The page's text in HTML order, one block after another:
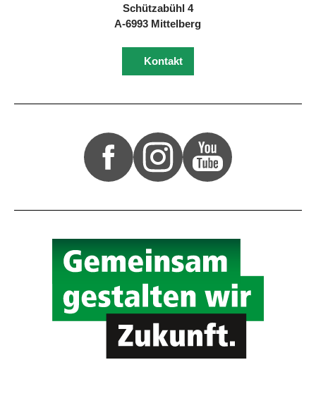
Schützabühl 4
A-6993 Mittelberg
Kontakt